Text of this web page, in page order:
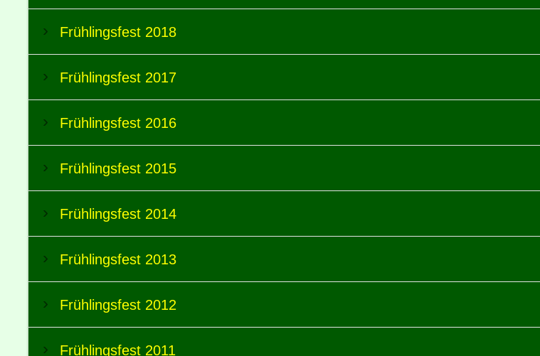
Frühlingsfest 2018
Frühlingsfest 2017
Frühlingsfest 2016
Frühlingsfest 2015
Frühlingsfest 2014
Frühlingsfest 2013
Frühlingsfest 2012
Frühlingsfest 2011